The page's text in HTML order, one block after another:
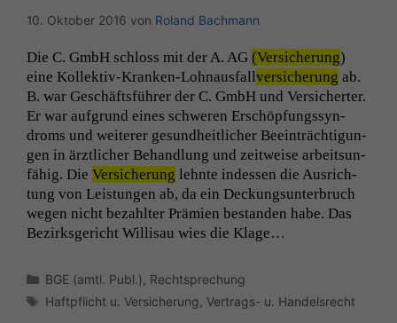
10. Oktober 2016 von Roland Bachmann
Die C. GmbH schloss mit der A. AG (Ver­sicherung)
eine Kollek­tiv-Kranken-Lohnaus­fallver­sicherung ab.
B. war Geschäfts­führer der C. GmbH und Ver­sichert­er.
Er war auf­grund eines schw­eren Erschöp­fungssyn­
droms und weit­er­er gesund­heitlich­er Beein­träch­ti­gun­
gen in ärztlich­er Behand­lung und zeitweise arbeit­sun­
fähig. Die Ver­sicherung lehnte indessen die Aus­rich­
tung von Leis­tun­gen ab, da ein Deck­ung­sun­ter­bruch
wegen nicht bezahlter Prämien bestanden habe. Das
Bezirks­gericht Willisau wies die Klage…
Kategorien
BGE (amtl. Publ.) Rechtsprechung
Schlagwörter
Haftpflicht u. Versicherung ,Vertrags- u. Handelsrecht
Notwendige
Cookies
Diese